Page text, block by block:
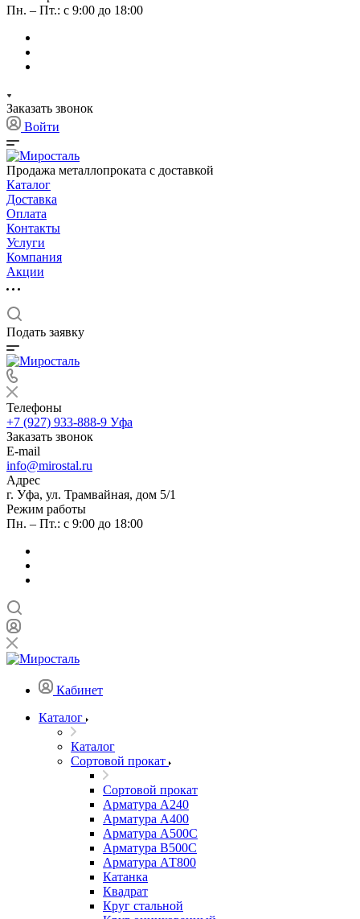
Пн. – Пт.: с 9:00 до 18:00
Заказать звонок
Войти
Продажа металлопроката с доставкой
Каталог
Доставка
Оплата
Контакты
Услуги
Компания
Акции
Подать заявку
Телефоны
+7 (927) 933-888-9 Уфа
Заказать звонок
E-mail
info@mirostal.ru
Адрес
г. Уфа, ул. Трамвайная, дом 5/1
Режим работы
Пн. – Пт.: с 9:00 до 18:00
Кабинет
Каталог
Каталог
Сортовой прокат
Сортовой прокат
Арматура А240
Арматура А400
Арматура А500C
Арматура В500С
Арматура АТ800
Катанка
Квадрат
Круг стальной